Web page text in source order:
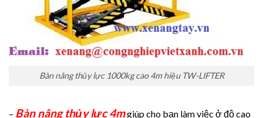
Bàn nâng thủy lực 1000kg cao 4m hiệu TW-LIFTER
– Bàn nâng thủy lực 4mgiúp cho bạn làm việc ở độ cao